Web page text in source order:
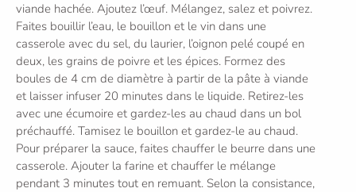
viande hachée. Ajoutez l’œuf. Mélangez, salez et poivrez.
Faites bouillir l’eau, le bouillon et le vin dans une
casserole avec du sel, du laurier, l’oignon pelé coupé en
deux, les grains de poivre et les épices. Formez des
boules de 4 cm de diamètre à partir de la pâte à viande
et laisser infuser 20 minutes dans le liquide. Retirez-les
avec une écumoire et gardez-les au chaud dans un bol
préchauffé. Tamisez le bouillon et gardez-le au chaud.
Pour préparer la sauce, faites chauffer le beurre dans une
casserole. Ajouter la farine et chauffer le mélange
pendant 3 minutes tout en remuant. Selon la consistance,